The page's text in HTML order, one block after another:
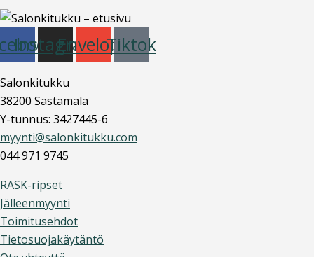
Instagram
EnvelopeTiktok
Salonkitukku
38200 Sastamala
Y-tunnus: 3427445-6
myynti@salonkitukku.com
044 971 9745
RASK-ripset
Jälleenmyynti
Toimitusehdot
Tietosuojakäytäntö